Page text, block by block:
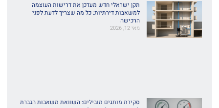
תקן ישראלי חדש מעדכן את דרישות העוצמה
למשאבות דירתיות: כל מה שצריך לדעת לפני
הרכישה
מאי 12, 2026
סקירת מותגים מובילים: השוואת משאבות הגברת